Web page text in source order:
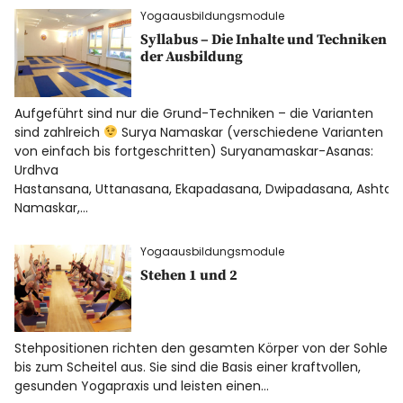
Yogaausbildungsmodule
Syllabus – Die Inhalte und Techniken
der Ausbildung
Aufgeführt sind nur die Grund-Techniken – die Varianten
sind zahlreich
Surya Namaskar (verschiedene Varianten
von einfach bis fortgeschritten) Suryanamaskar-Asanas:
Urdhva
Hastansana, Uttanasana, Ekapadasana, Dwipadasana,
Namaskar,…
Yogaausbildungsmodule
Stehen 1 und 2
Stehpositionen richten den gesamten Körper von der Sohle
bis zum Scheitel aus. Sie sind die Basis einer kraftvollen,
gesunden Yogapraxis und leisten einen…